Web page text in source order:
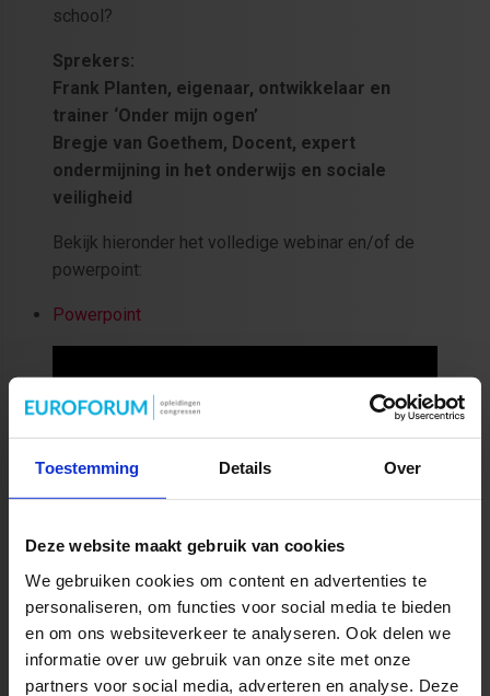
Toestemming Details Over
Deze website maakt gebruik van cookies
We gebruiken cookies om content en advertenties te
personaliseren, om functies voor social media te bieden
en om ons websiteverkeer te analyseren. Ook delen we
informatie over uw gebruik van onze site met onze
partners voor social media, adverteren en analyse. Deze
school?
Sprekers:
Frank Planten, eigenaar, ontwikkelaar en
trainer ‘Onder mijn ogen’
Bregje van Goethem, Docent, expert
ondermijning in het onderwijs en sociale
veiligheid
Bekijk hieronder het volledige webinar en/of de
powerpoint:
Powerpoint